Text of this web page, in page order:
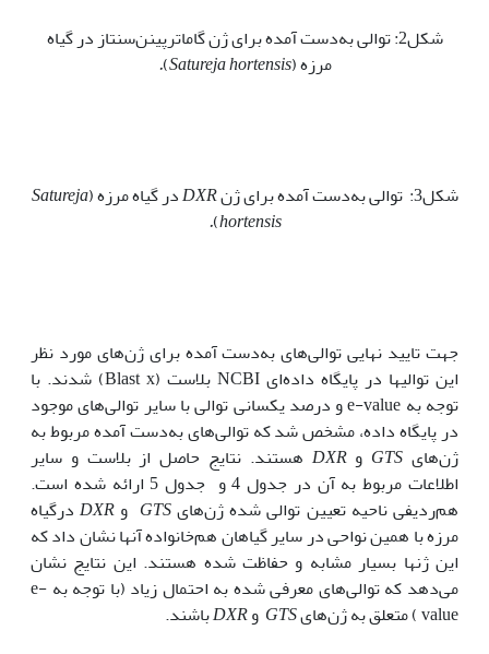
شکل2: توالی به‌دست آمده برای ژن گاماترپینن‌سنتاز در گیاه
مرزه (Satureja hortensis
)
.
شکل3: توالی به‌دست آمده برای ژن DXRدر گیاه مرزه (Satureja
hortensis
)
.
جهت تایید نهایی توالی‌های به‌دست آمده برای ژن‌های مورد نظر
این توالی‏ها در پایگاه داده‌ای NCBI بلاست (Blast x) شدند. با
توجه به e-value و درصد یکسانی توالی با سایر توالی‌های موجود
در پایگاه داده، مشخص شد که توالی‌های به‌دست آمده مربوط به
ژن‌های GTS وDXR هستند. نتایج حاصل از بلاست و سایر
اطلاعات مربوط به آن در جدول 4 و جدول 5 ارائه شده است.
هم‌ردیفی ناحیه تعیین توالی شده ژن‌هایGTS و DXRدرگیاه
مرزه با همین نواحی در سایر گیاهان هم‌خانواده آن‏ها نشان داد که
این ژن‏ها بسیار مشابه و حفاظت شده هستند. این نتایج نشان
می‌دهد که توالی‌های معرفی شده به احتمال زیاد (با توجه به e-
value ) متعلق به ژن‌های
GTS و باشند.